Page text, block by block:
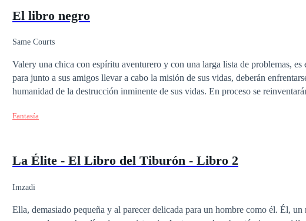
El libro negro
Same Courts
Valery una chica con espíritu aventurero y con una larga lista de problemas, es escogida por El ser supremo
para junto a sus amigos llevar a cabo la misión de sus vidas, deberán
humanidad de la destrucción inminente de sus vidas. En proceso se reinventarán a si mismos y se encontrarán
Fantasía
La Élite - El Libro del Tiburón - Libro 2
Imzadi
Ella, demasiado pequeña y al parecer delicada para un hombre como él. Él,